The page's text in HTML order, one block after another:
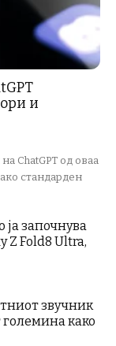
и
ChatGPT од оваа
стандарден
започнува
Z Fold8 Ultra,
звучник
како